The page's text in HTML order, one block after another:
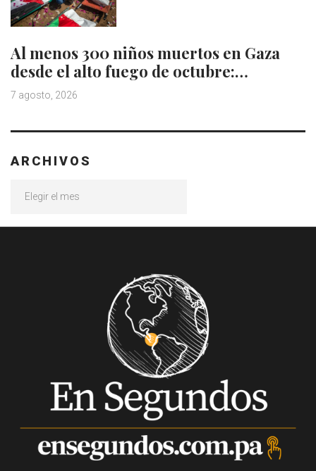
Al menos 300 niños muertos en Gaza
desde el alto fuego de octubre:…
7 agosto, 2026
ARCHIVOS